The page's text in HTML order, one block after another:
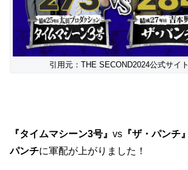
引用元：THE SECOND2024公式サイト
『タイムマシーン3号』 vs 『ザ・パンチ』
パンチに軍配が上がりました！